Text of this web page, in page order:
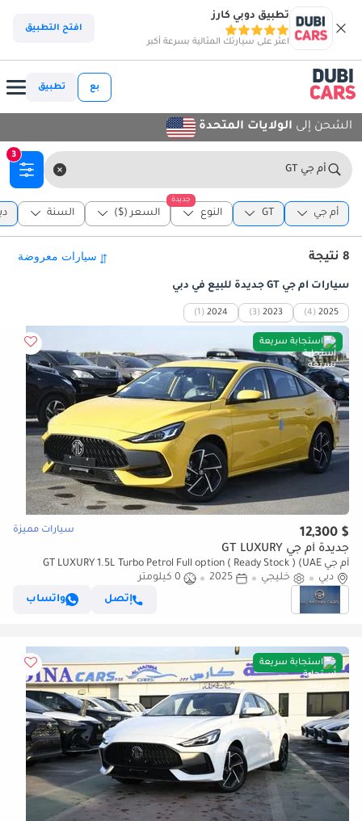
تطبيق دوبي كارز
اعثر على سيارتك المثالية بسرعة أكبر
افتح التطبيق
بع تطبيق
الشحن إلى الولايات المتحدة
أم جي GT
3
أم جي GT
جديدة
النوع السعر ($) السنة
8 نتيجة
سيارات أم جي GT جديدة للبيع في دبي
2025
(4)
2023
(3)
2024
(1)
استجابة سريعة
$ 12,300 سيارات مميزة
جديدة أم جي GT LUXURY
أم جي GT LUXURY 1.5L Turbo Petrol Full option ( Ready Stock ) (UAE
Possible)
دبي خليجي 2025
0 كيلومتر
إتصل
واتساب
استجابة سريعة